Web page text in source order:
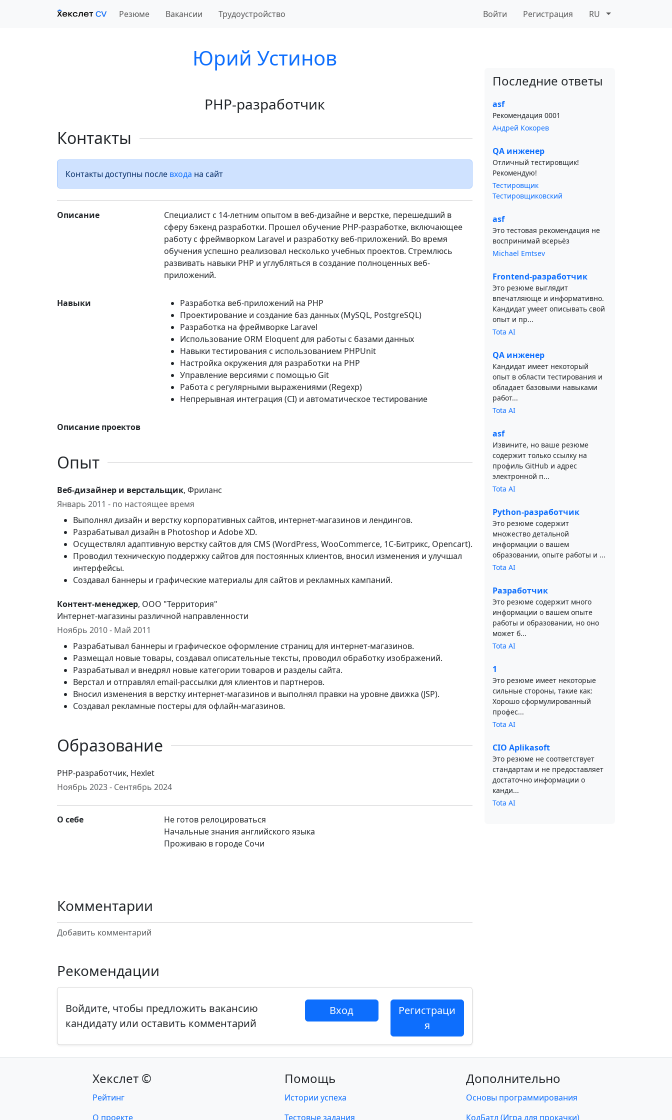
Резюме Вакансии Трудоустройство Войти Регистрация RU
Юрий Устинов
PHP-разработчик
Контакты
Контакты доступны после входа на сайт
Описание
Специалист с 14-летним опытом в веб-дизайне и верстке, перешедший в
сферу бэкенд разработки. Прошел обучение PHP-разработке, включающее
работу с фреймворком Laravel и разработку веб-приложений. Во время
обучения успешно реализовал несколько учебных проектов. Стремлюсь
развивать навыки PHP и углубляться в создание полноценных веб-
приложений.
Навыки
Разработка веб-приложений на PHP
Проектирование и создание баз данных (MySQL, PostgreSQL)
Разработка на фреймворке Laravel
Использование ORM Eloquent для работы с базами данных
Навыки тестирования с использованием PHPUnit
Настройка окружения для разработки на PHP
Управление версиями с помощью Git
Работа с регулярными выражениями (Regexp)
Непрерывная интеграция (CI) и автоматическое тестирование
Описание проектов
Опыт
Веб-дизайнер и верстальщик, Фриланс
Январь 2011 - по настоящее время
Выполнял дизайн и верстку корпоративных сайтов, интернет-магазинов и лендингов.
Разрабатывал дизайн в Photoshop и Adobe XD.
Осуществлял адаптивную верстку сайтов для CMS (WordPress, WooCommerce, 1C-Битрикс, Opencart).
Проводил техническую поддержку сайтов для постоянных клиентов, вносил изменения и улучшал
интерфейсы.
Создавал баннеры и графические материалы для сайтов и рекламных кампаний.
Контент-менеджер, ООО "Территория"
Интернет-магазины различной направленности
Ноябрь 2010 - Май 2011
Разрабатывал баннеры и графическое оформление страниц для интернет-магазинов.
Размещал новые товары, создавал описательные тексты, проводил обработку изображений.
Разрабатывал и внедрял новые категории товаров и разделы сайта.
Верстал и отправлял email-рассылки для клиентов и партнеров.
Вносил изменения в верстку интернет-магазинов и выполнял правки на уровне движка (JSP).
Создавал рекламные постеры для офлайн-магазинов.
Образование
PHP-разработчик, Hexlet
Ноябрь 2023 - Сентябрь 2024
О себе
Не готов релоцироваться
Начальные знания английского языка
Проживаю в городе Сочи
Комментарии
Добавить комментарий
Рекомендации
Войдите, чтобы предложить вакансию
кандидату или оставить комментарий
Вход
Регистраци
я
Последние ответы
asf
Рекомендация 0001
Андрей Кокорев
QA инженер
Отличный тестировщик!
Рекомендую!
Тестировщик
Тестировщиковский
asf
Это тестовая рекомендация не
воспринимай всерьёз
Michael Emtsev
Frontend-разработчик
Это резюме выглядит
впечатляюще и информативно.
Кандидат умеет описывать свой
опыт и пр...
Tota AI
QA инженер
Кандидат имеет некоторый
опыт в области тестирования и
обладает базовыми навыками
работ...
Tota AI
asf
Извините, но ваше резюме
содержит только ссылку на
профиль GitHub и адрес
электронной п...
Tota AI
Python-разработчик
Это резюме содержит
множество детальной
информации о вашем
образовании, опыте работы и ...
Tota AI
Разработчик
Это резюме содержит много
информации о вашем опыте
работы и образовании, но оно
может б...
Tota AI
1
Это резюме имеет некоторые
сильные стороны, такие как:
Хорошо сформулированный
профес...
Tota AI
CIO Aplikasoft
Это резюме не соответствует
стандартам и не предоставляет
достаточно информации о
канди...
Tota AI
Хекслет ©
Рейтинг
О проекте
Помощь
Истории успеха
Тестовые задания
Дополнительно
Основы программирования
КодБатл (Игра для прокачки)